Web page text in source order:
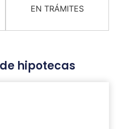
EN TRÁMITES
hipotecas